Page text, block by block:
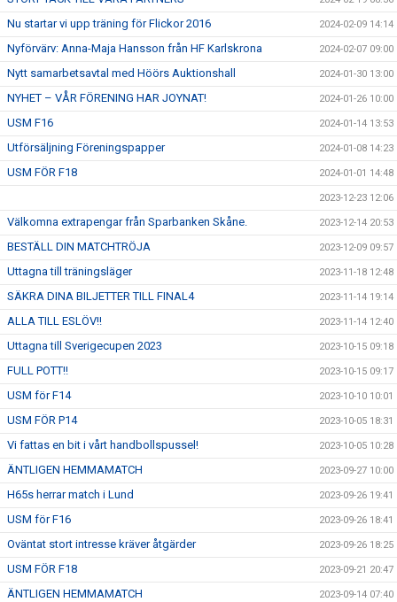
Nu startar vi upp träning för Flickor 2016 2024-02-09 14:14
Nyförvärv: Anna-Maja Hansson från HF Karlskrona 2024-02-07 09:00
Nytt samarbetsavtal med Höörs Auktionshall 2024-01-30 13:00
NYHET – VÅR FÖRENING HAR JOYNAT! 2024-01-26 10:00
USM F16 2024-01-14 13:53
Utförsäljning Föreningspapper 2024-01-08 14:23
USM FÖR F18 2024-01-01 14:48
2023-12-23 12:06
Välkomna extrapengar från Sparbanken Skåne. 2023-12-14 20:53
BESTÄLL DIN MATCHTRÖJA 2023-12-09 09:57
Uttagna till träningsläger 2023-11-18 12:48
SÄKRA DINA BILJETTER TILL FINAL4 2023-11-14 19:14
ALLA TILL ESLÖV!! 2023-11-14 12:40
Uttagna till Sverigecupen 2023 2023-10-15 09:18
FULL POTT!! 2023-10-15 09:17
USM för F14 2023-10-10 10:01
USM FÖR P14 2023-10-05 18:31
Vi fattas en bit i vårt handbollspussel! 2023-10-05 10:28
ÄNTLIGEN HEMMAMATCH 2023-09-27 10:00
H65s herrar match i Lund 2023-09-26 19:41
USM för F16 2023-09-26 18:41
Oväntat stort intresse kräver åtgärder 2023-09-26 18:25
USM FÖR F18 2023-09-21 20:47
ÄNTLIGEN HEMMAMATCH 2023-09-14 07:40